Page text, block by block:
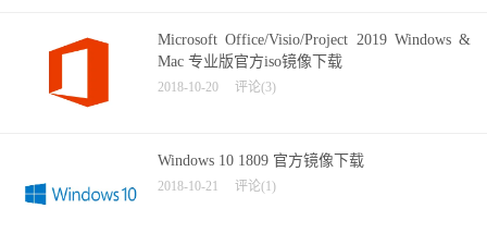
Microsoft Office/Visio/Project 2019 Windows &
Mac 专业版官方iso镜像下载
2018-10-20 评论(3)
Windows 10 1809 官方镜像下载
2018-10-21 评论(1)